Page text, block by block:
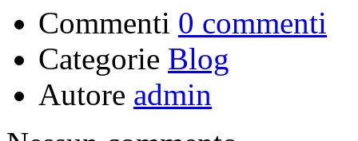
Commenti 0 commenti
Categorie Blog
Autore admin